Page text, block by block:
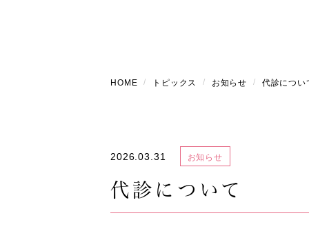
HOME トピックス お知らせ 代診につい
2026.03.31 お知らせ
代診について